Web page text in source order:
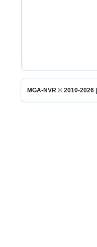
MGA-NVR © 2010-2026 |